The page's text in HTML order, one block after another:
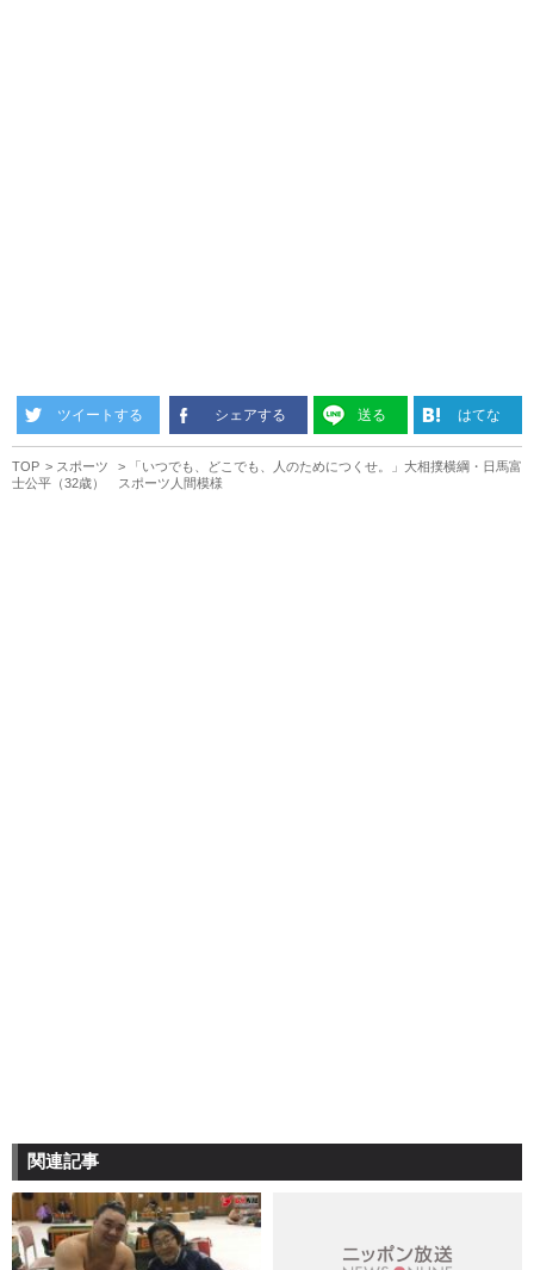
ツイートする シェアする 送る はてな
TOP スポーツ
「いつでも、どこでも、人のためにつくせ。」大相撲横綱・日馬富
士公平（32歳） スポーツ人間模様
関連記事